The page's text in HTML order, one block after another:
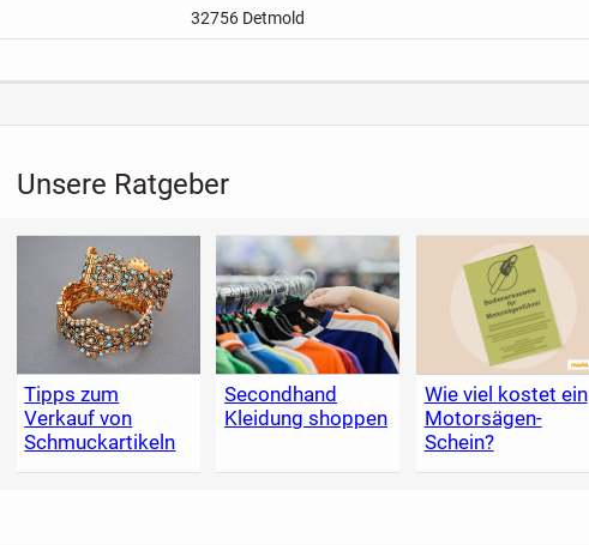
32756 Detmold
Unsere Ratgeber
Tipps zum
Verkauf von
Schmuckartikeln
Secondhand
Kleidung shoppen
Wie viel kostet ein
Motorsägen-
Schein?